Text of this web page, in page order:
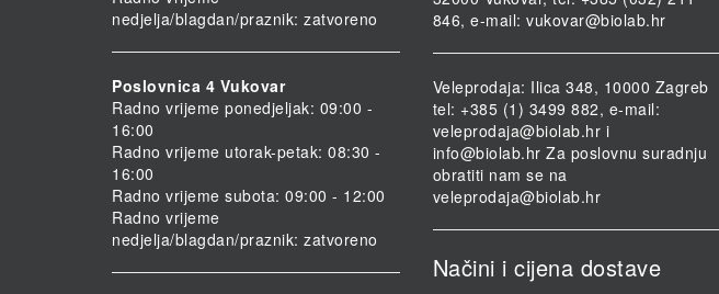
nedjelja/blagdan/praznik: zatvoreno
Poslovnica 4 Vukovar
Radno vrijeme ponedjeljak: 09:00 -
16:00
Radno vrijeme utorak-petak: 08:30 -
16:00
Radno vrijeme subota: 09:00 - 12:00
Radno vrijeme
nedjelja/blagdan/praznik: zatvoreno
846, e-mail: vukovar@biolab.hr
Veleprodaja: Ilica 348, 10000 Zagreb
tel: +385 (1) 3499 882, e-mail:
veleprodaja@biolab.hr i
info@biolab.hr Za poslovnu suradnju
obratiti nam se na
veleprodaja@biolab.hr
Načini i cijena dostave